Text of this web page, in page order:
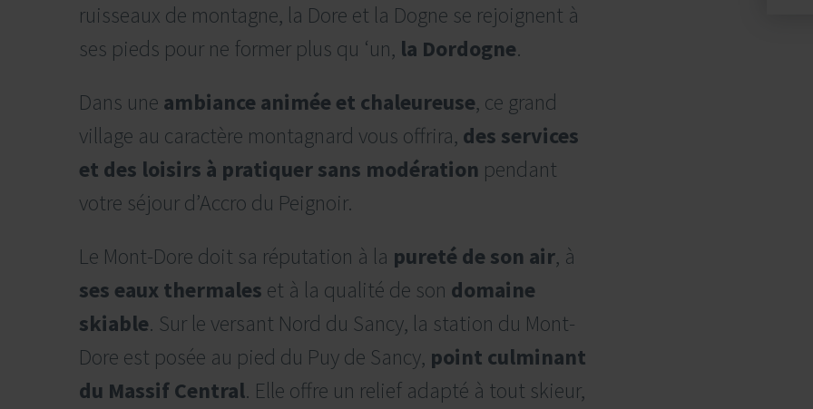
ruisseaux de montagne, la Dore et la Dogne se rejoignent à
ses pieds pour ne former plus qu ‘un, la Dordogne.
Dans une ambiance animée et chaleureuse, ce grand
village au caractère montagnard vous offrira, des services
et des loisirs à pratiquer sans modération pendant
votre séjour d’Accro du Peignoir.
Le Mont-Dore doit sa réputation à la pureté de son air, à
ses eaux thermales et à la qualité de son domaine
skiable. Sur le versant Nord du Sancy, la station du Mont-
Dore est posée au pied du Puy de Sancy, point culminant
du Massif Central. Elle offre un relief adapté à tout skieur,